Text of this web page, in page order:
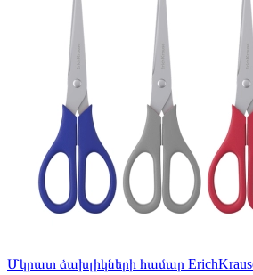
Մկրատ ձախլիկների համար